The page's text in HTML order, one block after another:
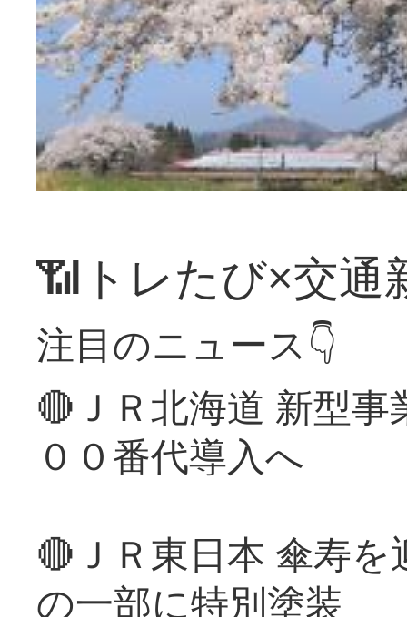
📶トレたび×交通
注目のニュース👇
🔴ＪＲ北海道 新型
００番代導入へ
🔴ＪＲ東日本 傘寿
の一部に特別塗装